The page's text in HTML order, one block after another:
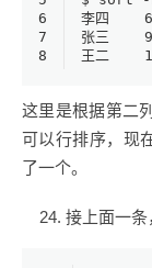
6
7
8
李四
张三
王二
这里是根据第二
可以行排序，现
了一个。
接上面一条